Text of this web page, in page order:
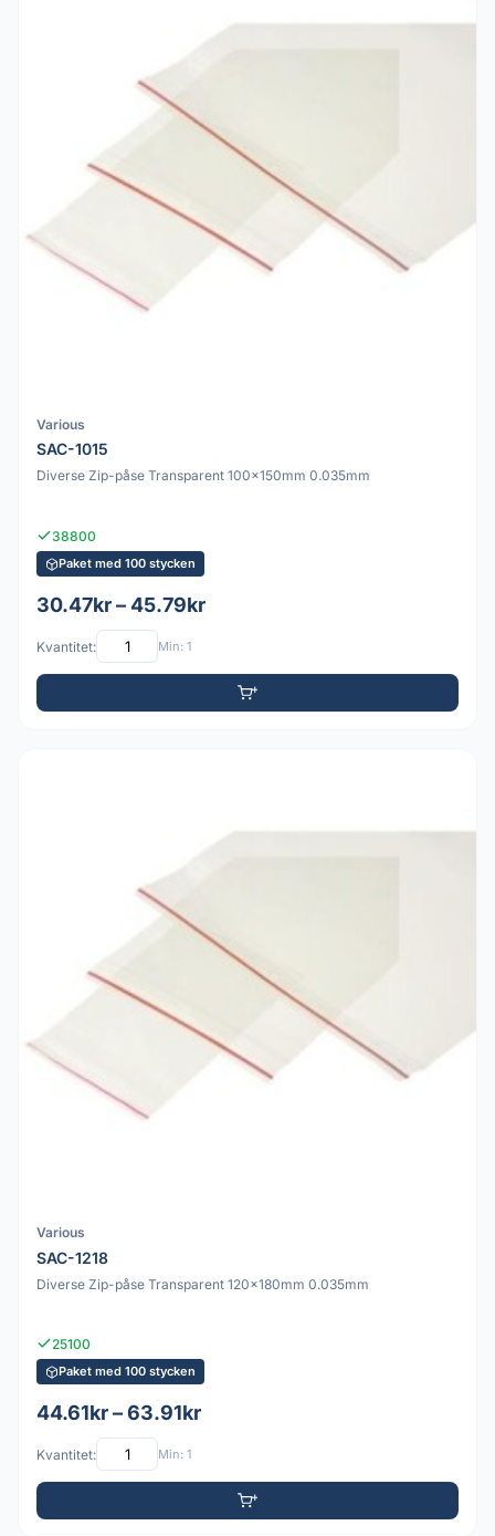
Various
SAC-1015
Diverse Zip-påse Transparent 100x150mm 0.035mm
38800
Paket med 100 stycken
30.47kr – 45.79kr
Kvantitet: Min: 1
Various
SAC-1218
Diverse Zip-påse Transparent 120x180mm 0.035mm
25100
Paket med 100 stycken
44.61kr – 63.91kr
Kvantitet: Min: 1